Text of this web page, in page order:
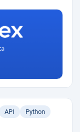
API
Python